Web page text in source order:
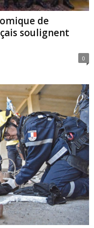
de
soulignent
0